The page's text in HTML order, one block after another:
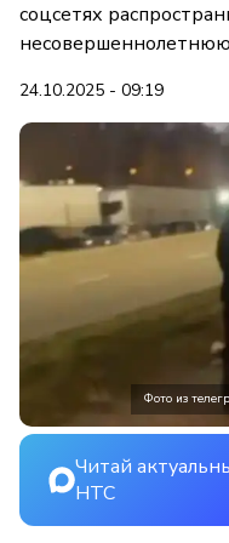
соцсетях
несовершеннолетнюю
24.10.2025 - 09:19
Фото из
Читай
НТС